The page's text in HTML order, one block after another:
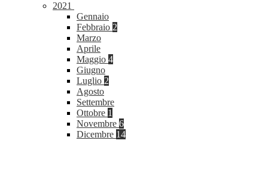
2021
Gennaio
Febbraio 2
Marzo
Aprile
Maggio 4
Giugno
Luglio 2
Agosto
Settembre
Ottobre 1
Novembre 6
Dicembre 14